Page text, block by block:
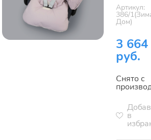
Артикул:
386/
Дом)
3 664
руб.
Снято с
в